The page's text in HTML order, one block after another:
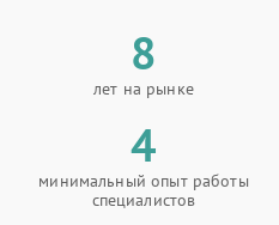
8
лет на рынке
4
минимальный опыт работы
специалистов